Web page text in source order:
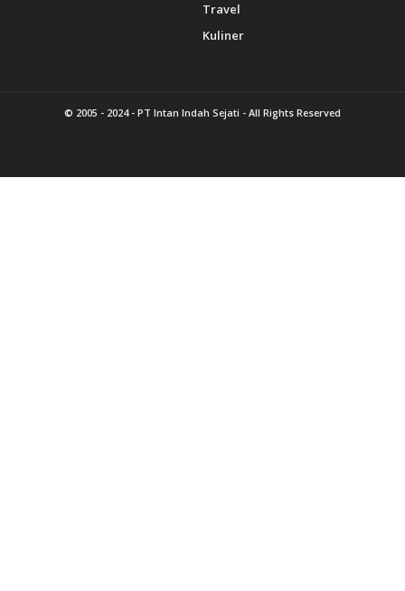
Travel
Kuliner
© 2005 - 2024 - PT Intan Indah Sejati - All Rights Reserved